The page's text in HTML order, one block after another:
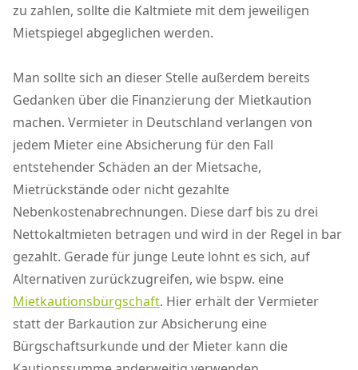
zu zahlen, sollte die Kaltmiete mit dem jeweiligen
Mietspiegel abgeglichen werden.
Man sollte sich an dieser Stelle außerdem bereits
Gedanken über die Finanzierung der Mietkaution
machen. Vermieter in Deutschland verlangen von
jedem Mieter eine Absicherung für den Fall
entstehender Schäden an der Mietsache,
Mietrückstände oder nicht gezahlte
Nebenkostenabrechnungen. Diese darf bis zu drei
Nettokaltmieten betragen und wird in der Regel in bar
gezahlt. Gerade für junge Leute lohnt es sich, auf
Alternativen zurückzugreifen, wie bspw. eine
Mietkautionsbürgschaft. Hier erhält der Vermieter
statt der Barkaution zur Absicherung eine
Bürgschaftsurkunde und der Mieter kann die